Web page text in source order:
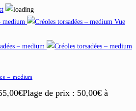
Vue
– medium
€Plage de prix : 50,00€ à